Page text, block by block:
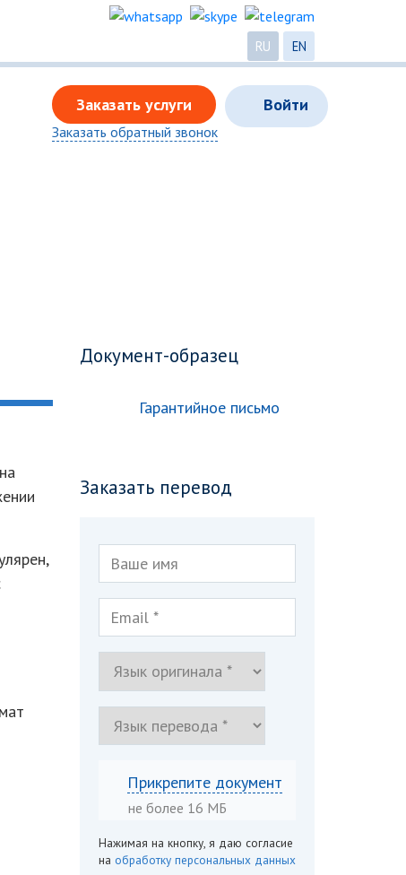
RU EN
Заказать услуги Войти
Заказать обратный звонок
Документ-образец
Гарантийное письмо
Заказать перевод
Прикрепите документ
не более 16 МБ
Нажимая на кнопку, я даю согласие
на обработку персональных данных